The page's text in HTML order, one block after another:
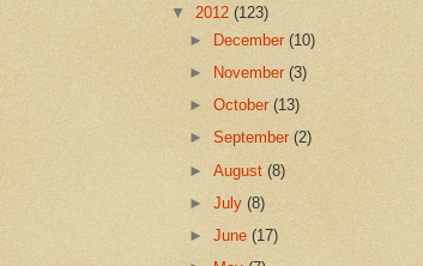
▼ 2012 (123)
► December(10)
►
November(3)
►October(13)
►September(2)
►August(8)
►July(8)
►June(17)